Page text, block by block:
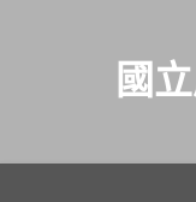
國